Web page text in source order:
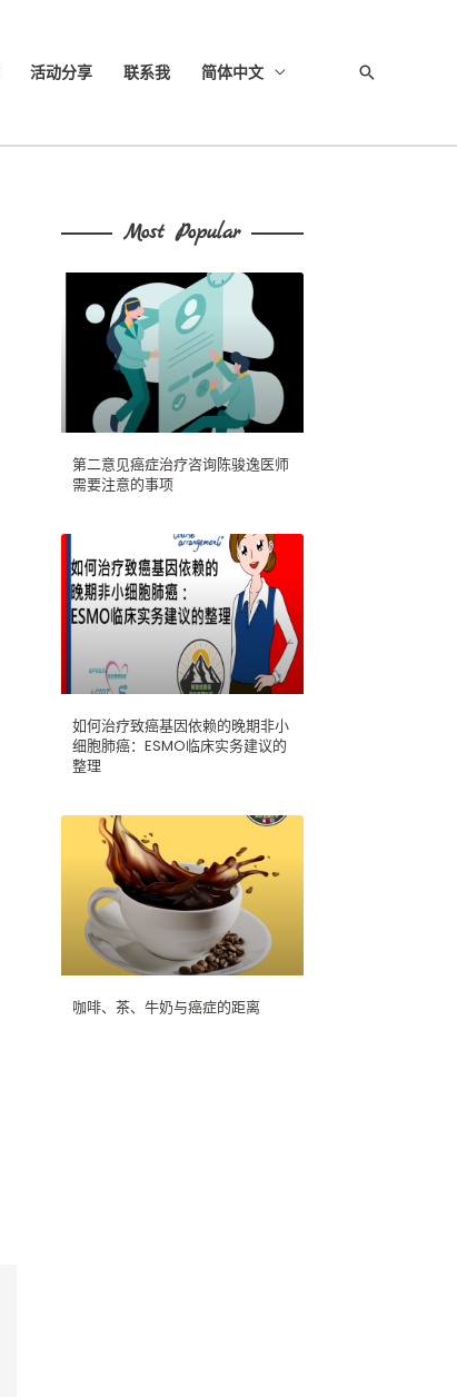
活动分享 联系我 简体中文
搜
Most Popular
第二意见癌症治疗咨询陈骏逸医师
需要注意的事项
如何治疗致癌基因依赖的晚期非小
细胞肺癌：ESMO临床实务建议的
整理
咖啡、茶、牛奶与癌症的距离